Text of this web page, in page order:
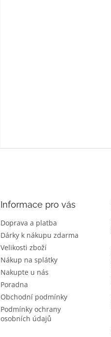
Informace pro vás
Doprava a platba
Dárky k nákupu zdarma
Velikosti zboží
Nákup na splátky
Nakupte u nás
Poradna
Obchodní podmínky
Podmínky ochrany
osobních údajů